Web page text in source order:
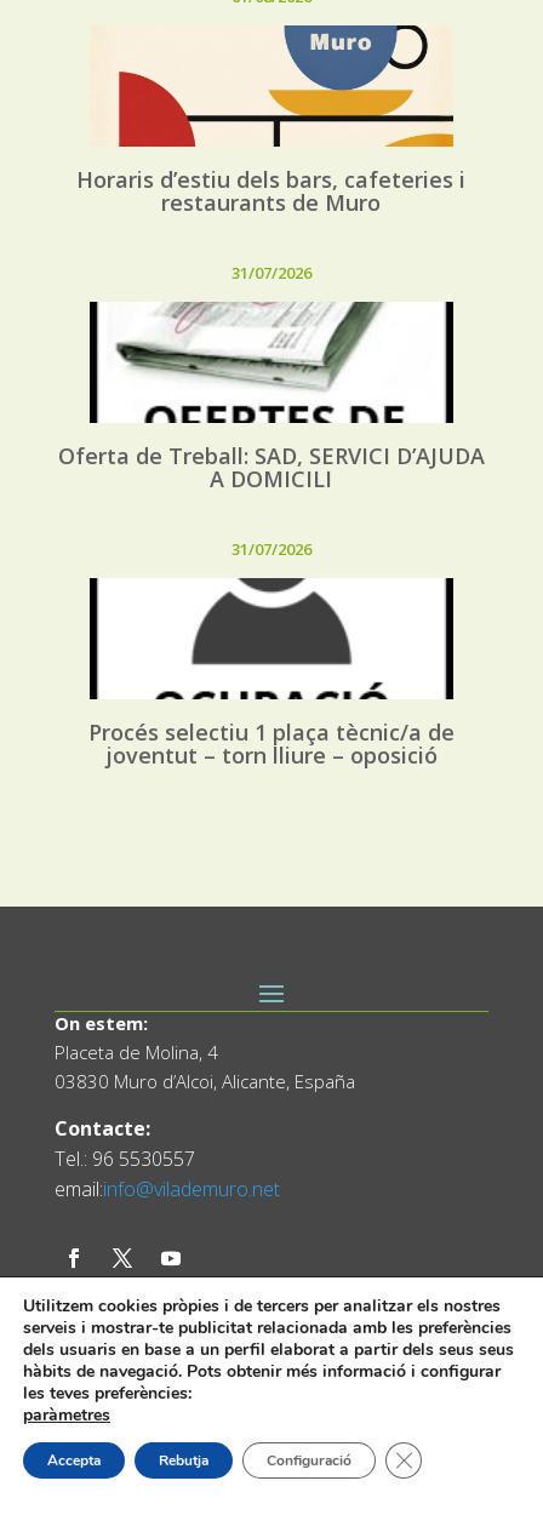
Horaris d’estiu dels bars, cafeteries i
restaurants de Muro
31/07/2026
Oferta de Treball: SAD, SERVICI D’AJUDA
A DOMICILI
31/07/2026
Procés selectiu 1 plaça tècnic/a de
joventut – torn lliure – oposició
On estem:
Placeta de Molina, 4
03830 Muro d’Alcoi, Alicante, España
Contacte:
Tel.: 96 5530557
email:info@vilademuro.net
Diputació d'Alacant.
Utilitzem cookies pròpies i de tercers per analitzar els nostres
serveis i mostrar-te publicitat relacionada amb les preferències
dels usuaris en base a un perfil elaborat a partir dels seus seus
hàbits de navegació. Pots obtenir més informació i configurar
les teves preferències:
paràmetres
Accepta Rebutja Configuració Tanca el bàner de